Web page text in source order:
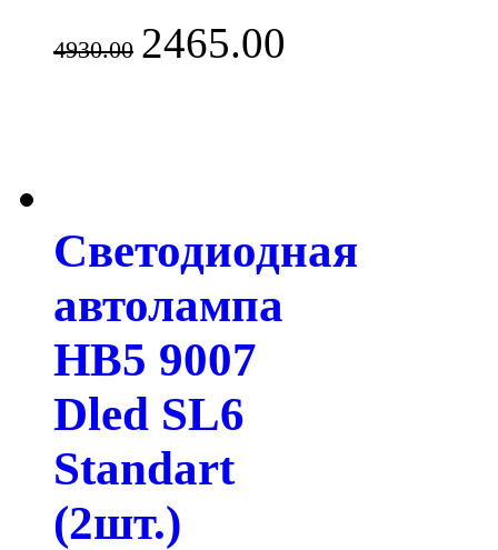
4930.00 2465.00
Светодиодная
автолампа
HB5 9007
Dled SL6
Standart
(2шт.)